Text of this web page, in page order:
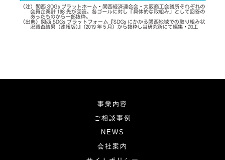
事業内容
ご相談事例
NEWS
会社案内